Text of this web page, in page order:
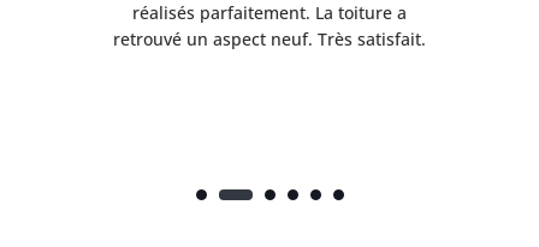
réalisés parfaitement. La toiture a
retrouvé un aspect neuf. Très satisfait.